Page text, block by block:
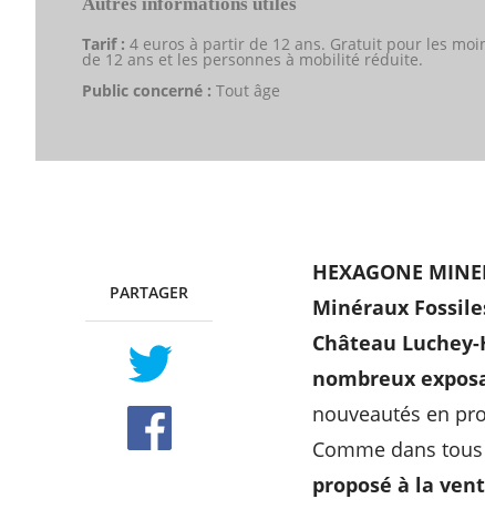
Tarif : 4 euros à partir de 12 ans. Gratuit pour les
de 12 ans et les personnes à mobilité réduite.
Public concerné : Tout âge
PARTAGER
TWITTER
FACEBOOK
HEXAGONE
Minéraux
Château
nombreux
nouveautés en
Comme dans
proposé à la